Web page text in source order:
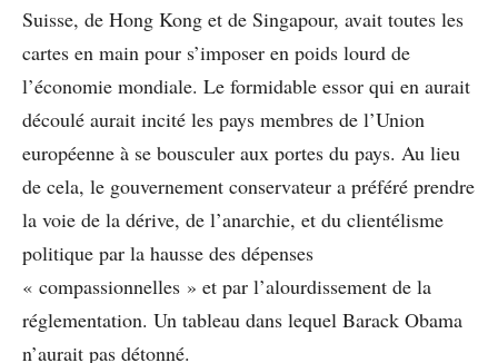
Suisse, de Hong Kong et de Singapour, avait toutes les
cartes en main pour s’imposer en poids lourd de
l’économie mondiale. Le formidable essor qui en aurait
découlé aurait incité les pays membres de l’Union
européenne à se bousculer aux portes du pays. Au lieu
de cela, le gouvernement conservateur a préféré prendre
la voie de la dérive, de l’anarchie, et du clientélisme
politique par la hausse des dépenses
« compassionnelles » et par l’alourdissement de la
réglementation. Un tableau dans lequel Barack Obama
n’aurait pas détonné.